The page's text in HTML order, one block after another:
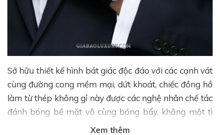
Sở hữu thiết kế hình bát giác độc đáo với các cạnh vát
cùng đường cong mềm mại, dứt khoát, chiếc đồng hồ
làm từ thép không gỉ này được các nghệ nhân chế tác
đánh bóng bề mặt vô cùng bóng bẩy, không một tì
vết. Đi kèm với bộ vỏ chắc chắn có khả năng kháng
Xem thêm